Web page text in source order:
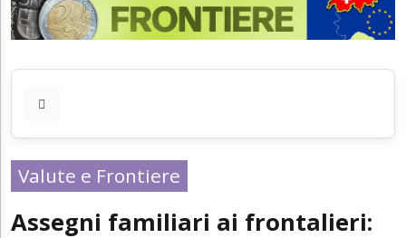
Valute e Frontiere
Assegni familiari ai frontalieri: